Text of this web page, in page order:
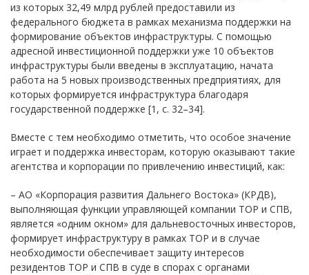
из которых 32,49 млрд рублей предоставили из
федерального бюджета в рамках механизма поддержки на
формирование объектов инфраструктуры. С помощью
адресной инвестиционной поддержки уже 10 объектов
инфраструктуры были введены в эксплуатацию, начата
работа на 5 новых производственных предприятиях, для
которых формируется инфраструктура благодаря
государственной поддержке [1, с. 32–34].
Вместе с тем необходимо отметить, что особое значение
играет и поддержка инвесторам, которую оказывают такие
агентства и корпорации по привлечению инвестиций, как:
– АО «Корпорация развития Дальнего Востока» (КРДВ),
выполняющая функции управляющей компании ТОР и СПВ,
является «одним окном» для дальневосточных инвесторов,
формирует инфраструктуру в рамках ТОР и в случае
необходимости обеспечивает защиту интересов
резидентов ТОР и СПВ в суде в спорах с органами